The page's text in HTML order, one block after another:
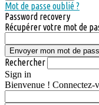
Mot de passe oublié ?
Password recovery
Récupérer votre mot de
Rechercher
Sign in
Bienvenue ! Connectez-